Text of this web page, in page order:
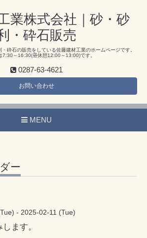
業株式会社｜砂・砂
・砕石販売
砕石の販売をしている佐藤建材工業のホームページです。
7:30～16:30(昼休憩12:00～13:00)です。
0287-63-4621
お問い合わせ
MENU
ー
- 2025-02-11 (Tue)
ます。